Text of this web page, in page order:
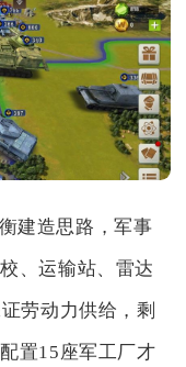
建造思路，军事
、运输站、雷达
劳动力供给，剩
置15座军工厂才